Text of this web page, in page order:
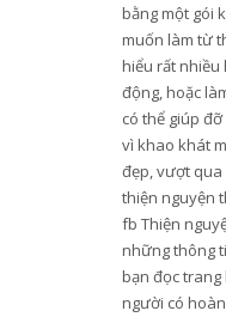
bằng một gói
muốn làm từ
hiểu rất nhiều
động, hoặc
có thể giúp
vì khao khát
đẹp, vượt qua
thiện nguyện
fb Thiện
những thông
bạn đọc trang
người có